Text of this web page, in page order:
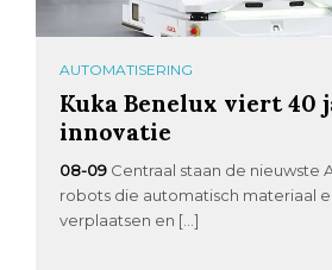
AUTOMATISERING
Kuka Benelux viert 40
innovatie
08-09 Centraal staan de nieuwste
robots die automatisch materiaal
verplaatsen en […]